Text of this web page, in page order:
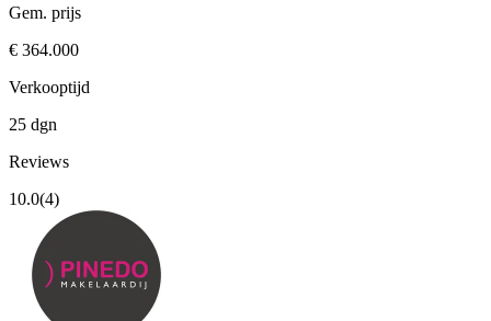
Gem. prijs
€ 364.000
Verkooptijd
25 dgn
Reviews
10.0(4)